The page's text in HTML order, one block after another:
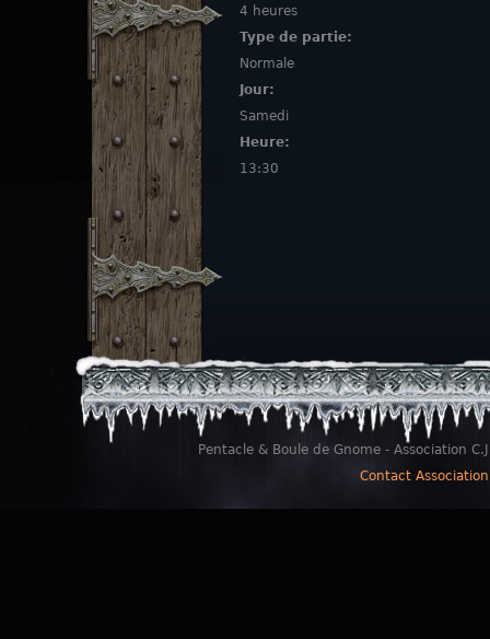
4 heures
Type de partie:
Normale
Jour:
Samedi
Heure:
13:30
Pentacle & Boule de Gnome - Association
Contact Association